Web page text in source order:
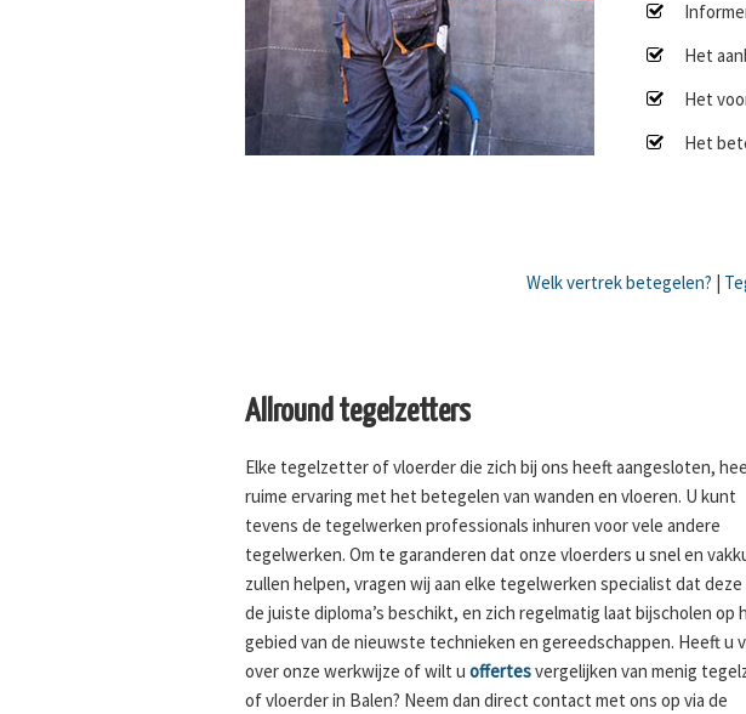
Het
Het
Het
Welk vertrek betegelen?
Allround tegelzetters
Elke tegelzetter of vloerder die zich bij ons heeft aangesloten,
ruime ervaring met het betegelen van wanden en vloeren. U kunt
tevens de tegelwerken professionals inhuren voor vele andere
tegelwerken. Om te garanderen dat onze vloerders u snel en
zullen helpen, vragen wij aan elke tegelwerken specialist dat
de juiste diploma’s beschikt, en zich regelmatig laat bijscholen op
gebied van de nieuwste technieken en gereedschappen. Heeft u
over onze werkwijze of wilt u offertesvergelijken van menig
of vloerder in Balen? Neem dan direct contact met ons op via de